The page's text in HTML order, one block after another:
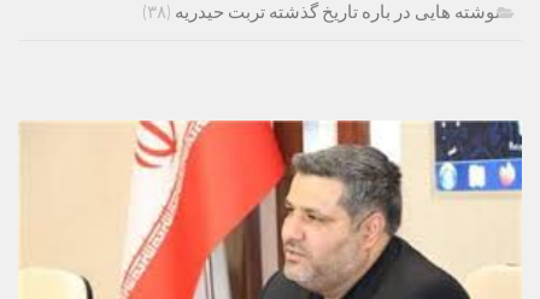
نوشته هایی در باره تاریخ گذشته تربت حیدریه (۳۸)